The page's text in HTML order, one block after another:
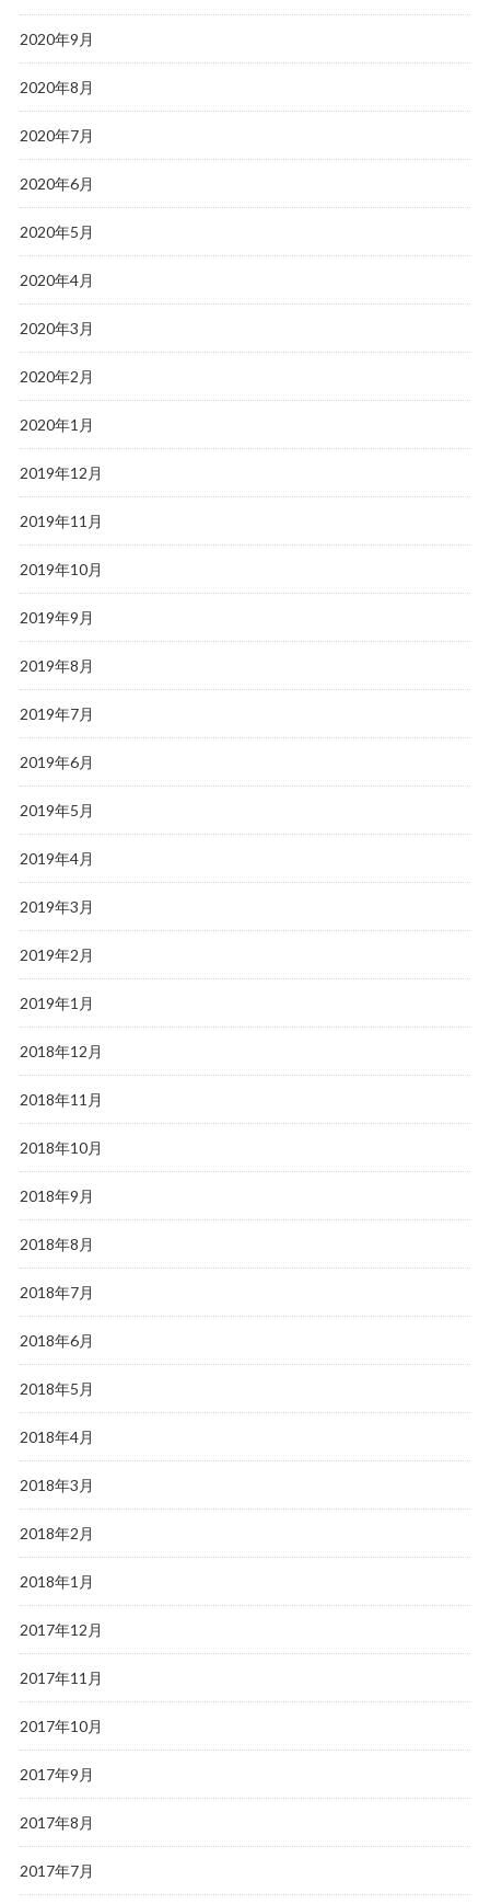
2020年9月
2020年8月
2020年7月
2020年6月
2020年5月
2020年4月
2020年3月
2020年2月
2020年1月
2019年12月
2019年11月
2019年10月
2019年9月
2019年8月
2019年7月
2019年6月
2019年5月
2019年4月
2019年3月
2019年2月
2019年1月
2018年12月
2018年11月
2018年10月
2018年9月
2018年8月
2018年7月
2018年6月
2018年5月
2018年4月
2018年3月
2018年2月
2018年1月
2017年12月
2017年11月
2017年10月
2017年9月
2017年8月
2017年7月